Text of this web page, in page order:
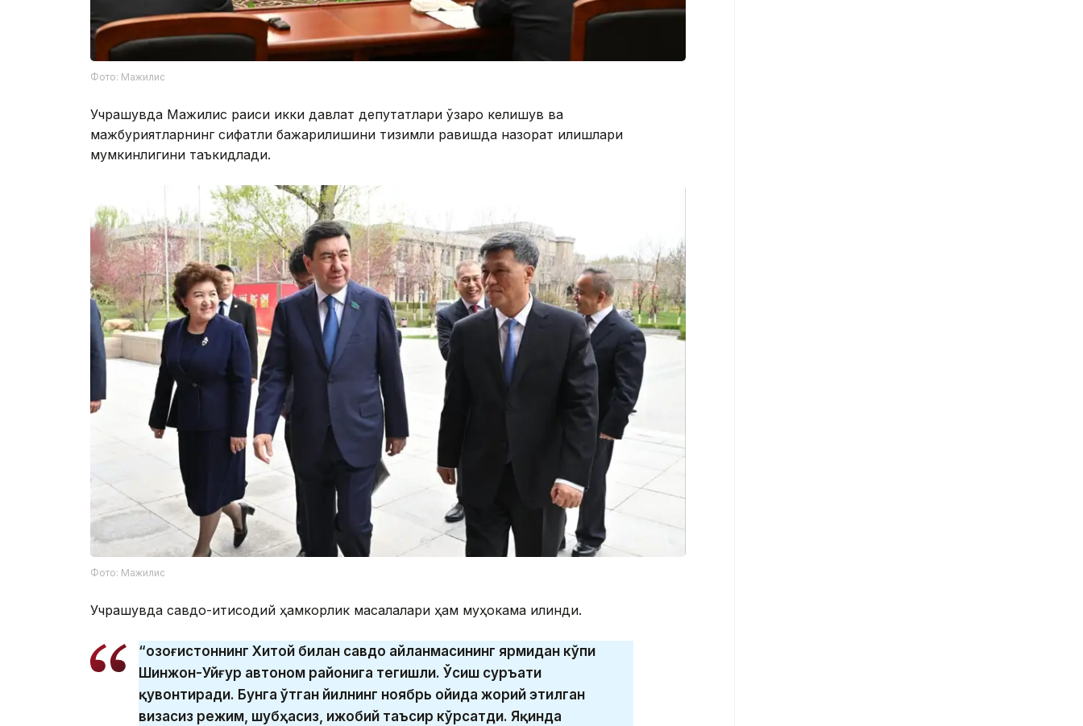
Фото: Мажилис
Учрашувда Мажилис раиси икки давлат депутатлари ўзаро келишув ва
мажбуриятларнинг сифатли бажарилишини тизимли равишда назорат қилишлари
мумкинлигини таъкидлади.
Фото: Мажилис
Учрашувда савдо-иқтисодий ҳамкорлик масалалари ҳам муҳокама қилинди.
“Қозоғистоннинг Хитой билан савдо айланмасининг ярмидан кўпи
Шинжон-Уйғур автоном районига тегишли. Ўсиш суръати
қувонтиради. Бунга ўтган йилнинг ноябрь ойида жорий этилган
визасиз режим, шубҳасиз, ижобий таъсир кўрсатди. Яқинда